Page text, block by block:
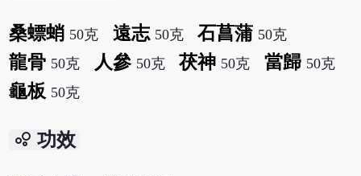
桑螵蛸 50克 遠志 50克 石菖蒲 50克
龍骨 50克 人參 50克 茯神 50克 當歸 50克
龜板 50克
bubble_chart 功效